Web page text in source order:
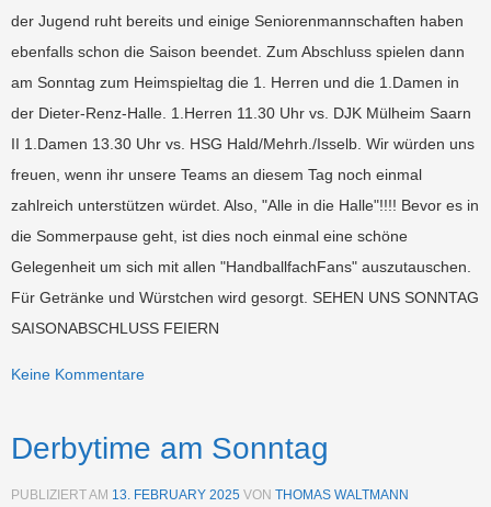
der Jugend ruht bereits und einige Seniorenmannschaften haben
ebenfalls schon die Saison beendet. Zum Abschluss spielen dann
am Sonntag zum Heimspieltag die 1. Herren und die 1.Damen in
der Dieter-Renz-Halle. 1.Herren 11.30 Uhr vs. DJK Mülheim Saarn
II 1.Damen 13.30 Uhr vs. HSG Hald/Mehrh./Isselb. Wir würden uns
freuen, wenn ihr unsere Teams an diesem Tag noch einmal
zahlreich unterstützen würdet. Also, "Alle in die Halle"!!!! Bevor es in
die Sommerpause geht, ist dies noch einmal eine schöne
Gelegenheit um sich mit allen "HandballfachFans" auszutauschen.
Für Getränke und Würstchen wird gesorgt. SEHEN UNS SONNTAG
SAISONABSCHLUSS FEIERN
Keine Kommentare
Derbytime am Sonntag
PUBLIZIERT AM 13. FEBRUARY 2025 VON THOMAS WALTMANN